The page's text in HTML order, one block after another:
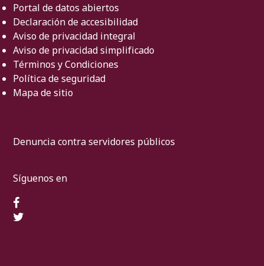
Portal de datos abiertos
Declaración de accesibilidad
Aviso de privacidad integral
Aviso de privacidad simplificado
Términos y Condiciones
Política de seguridad
Mapa de sitio
Denuncia contra servidores públicos
Síguenos en